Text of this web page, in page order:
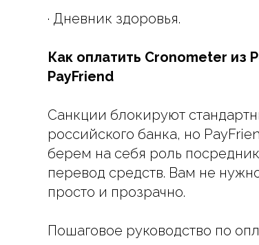
· Дневник здоровья.
Как оплатить Cronometer из
PayFriend
Санкции блокируют
российского банка, но
берем на себя роль
перевод средств. Вам не
просто и прозрачно.
Пошаговое руководство по